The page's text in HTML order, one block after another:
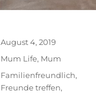
Veröffentlicht
August 4, 2019
Kategorien
Mum Life, Mum
Schlagwörter
Familienfreundlich,
Freunde treffen,